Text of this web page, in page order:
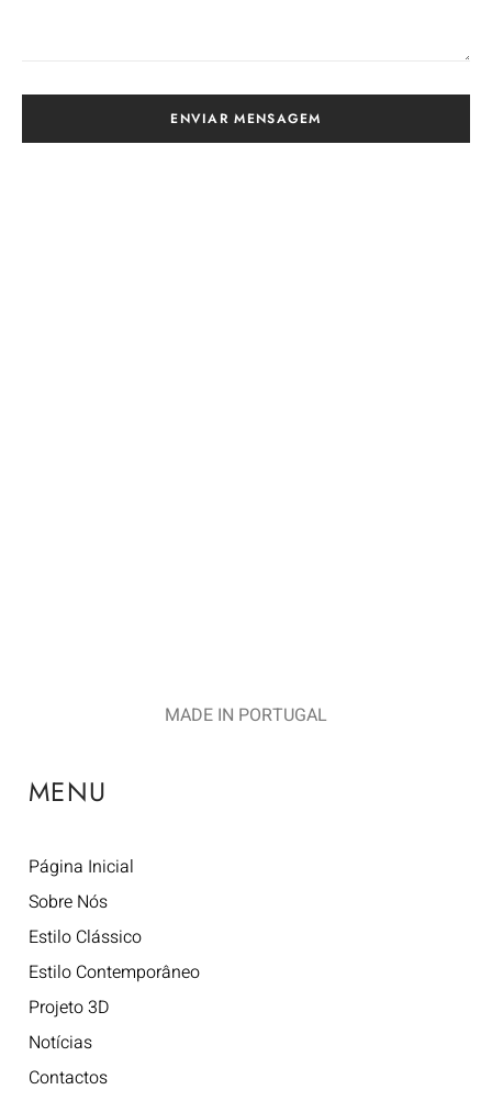
ENVIAR MENSAGEM
MADE IN PORTUGAL
MENU
Página Inicial
Sobre Nós
Estilo Clássico
Estilo Contemporâneo
Projeto 3D
Notícias
Contactos